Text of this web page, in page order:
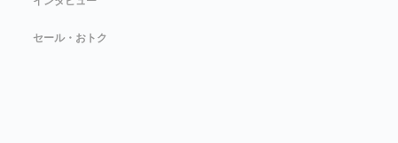
セール・おトク